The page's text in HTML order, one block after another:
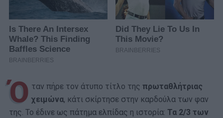
Ό ταν πήρε τον άτυπο τίτλο της πρωταθλήτριας
χειμώνα, κάτι σκίρτησε στην καρδούλα των φαν
της. To έδινε ως πάτημα ελπίδας η ιστορία: Τα 2/3 των